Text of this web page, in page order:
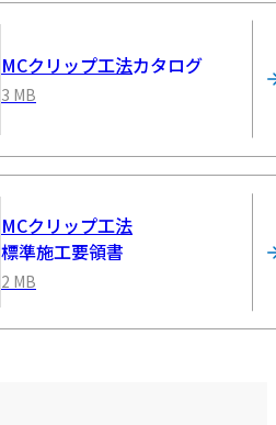
MCクリップ工法カタログ
3 MB
MCクリップ工法
標準施工要領書
2 MB